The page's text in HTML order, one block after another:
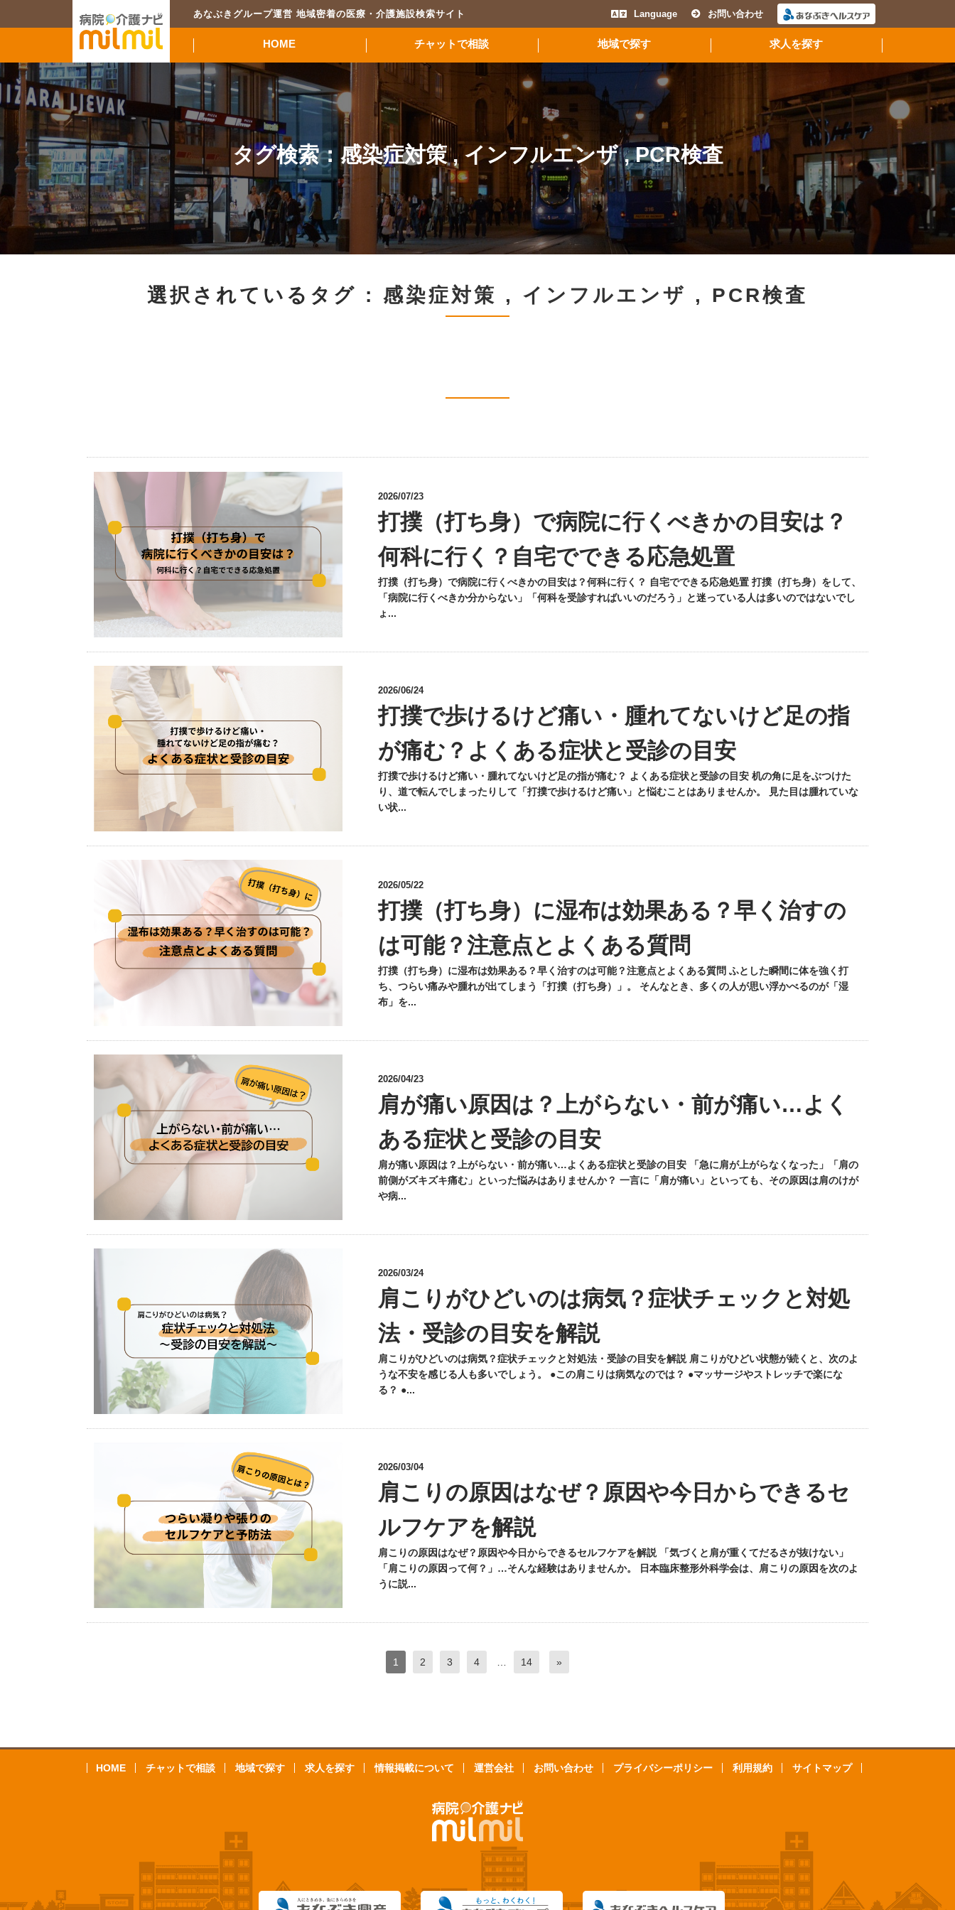
あなぶきグループ運営 地域密着の医療・介護施設検索サイト Language お問い合わせ
HOME チャットで相談 地域で探す 求人を探す
タグ検索：感染症対策,インフルエンザ,PCR検査
選択されているタグ : 感染症対策 , インフルエンザ , PCR検査
2026/07/23
打撲（打ち身）で病院に行くべきかの目安は？
何科に行く？自宅でできる応急処置
打撲（打ち身）で病院に行くべきかの目安は？何科に行く？ 自宅でできる応急処置 打撲（打ち身）をして、
「病院に行くべきか分からない」「何科を受診すればいいのだろう」と迷っている人は多いのではないでし
ょ...
2026/06/24
打撲で歩けるけど痛い・腫れてないけど足の指
が痛む？よくある症状と受診の目安
打撲で歩けるけど痛い・腫れてないけど足の指が痛む？ よくある症状と受診の目安 机の角に足をぶつけた
り、道で転んでしまったりして「打撲で歩けるけど痛い」と悩むことはありませんか。 見た目は腫れていな
い状...
2026/05/22
打撲（打ち身）に湿布は効果ある？早く治すの
は可能？注意点とよくある質問
打撲（打ち身）に湿布は効果ある？早く治すのは可能？注意点とよくある質問 ふとした瞬間に体を強く打
ち、つらい痛みや腫れが出てしまう「打撲（打ち身）」。 そんなとき、多くの人が思い浮かべるのが「湿
布」を...
2026/04/23
肩が痛い原因は？上がらない・前が痛い…よく
ある症状と受診の目安
肩が痛い原因は？上がらない・前が痛い…よくある症状と受診の目安 「急に肩が上がらなくなった」「肩の
前側がズキズキ痛む」といった悩みはありませんか？ 一言に「肩が痛い」といっても、その原因は肩のけが
や病...
2026/03/24
肩こりがひどいのは病気？症状チェックと対処
法・受診の目安を解説
肩こりがひどいのは病気？症状チェックと対処法・受診の目安を解説 肩こりがひどい状態が続くと、次のよ
うな不安を感じる人も多いでしょう。 ●この肩こりは病気なのでは？ ●マッサージやストレッチで楽にな
る？ ●...
2026/03/04
肩こりの原因はなぜ？原因や今日からできるセ
ルフケアを解説
肩こりの原因はなぜ？原因や今日からできるセルフケアを解説 「気づくと肩が重くてだるさが抜けない」
「肩こりの原因って何？」…そんな経験はありませんか。 日本臨床整形外科学会は、肩こりの原因を次のよ
うに説...
1 2 3 4 … 14 »
HOME チャットで相談 地域で探す 求人を探す 情報掲載について 運営会社 お問い合わせ プライバシーポリシー 利用規約 サイトマップ